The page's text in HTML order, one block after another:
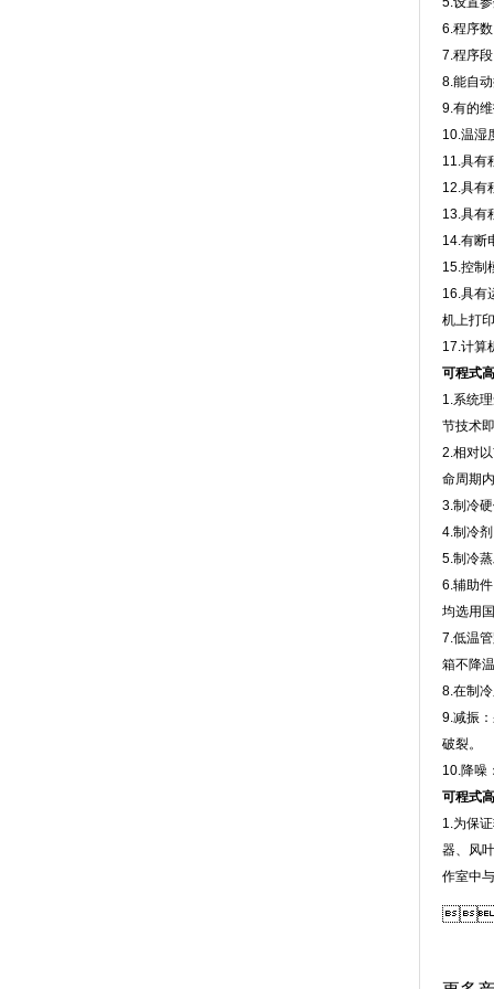
6.程序数
7.程序段
8.能自动
9.有的维
10.温湿
11.具有
12.具有
13.具有
14.有断电
15.控制模
16.具有
机上打
17.计算
可程式
1.系统理
节技术即
2.相对以
命周期
3.制冷硬
4.制冷剂
5.制冷蒸
6.辅助件:
均选用
7.低温管
箱不降
8.在制冷
9.减振
破裂。
10.降噪
可程式
1.为保证
器、风
作室中与
